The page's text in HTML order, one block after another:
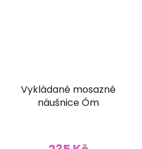
Vykládané mosazné
náušnice Óm